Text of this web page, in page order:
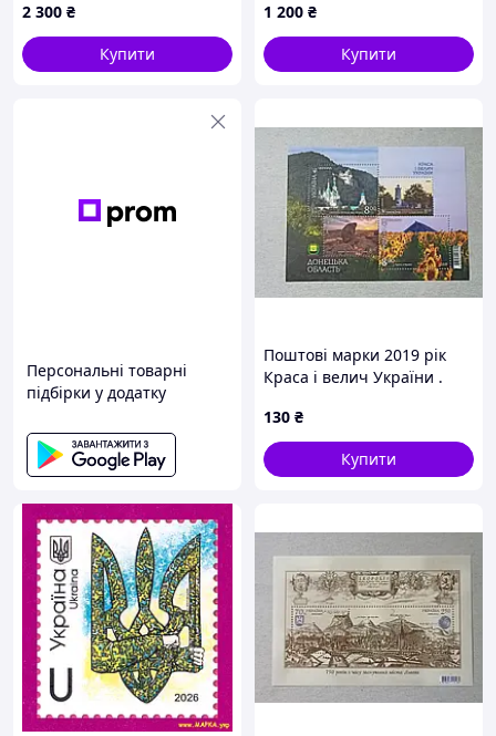
(9 марок), Власна марка,
2026
2 300 ₴
Купити
1 200 ₴
Купити
Персональні товарні
підбірки у додатку
Поштові марки 2019 рік
Краса і велич України .
130 ₴
Купити